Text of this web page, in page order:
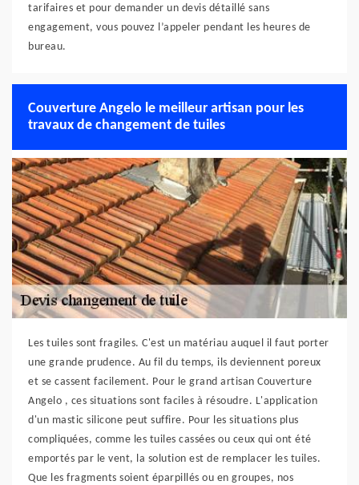
tarifaires et pour demander un devis détaillé sans
engagement, vous pouvez l’appeler pendant les heures de
bureau.
Couverture Angelo le meilleur artisan pour les
travaux de changement de tuiles
Les tuiles sont fragiles. C'est un matériau auquel il faut porter
une grande prudence. Au fil du temps, ils deviennent poreux
et se cassent facilement. Pour le grand artisan Couverture
Angelo , ces situations sont faciles à résoudre. L'application
d'un mastic silicone peut suffire. Pour les situations plus
compliquées, comme les tuiles cassées ou ceux qui ont été
emportés par le vent, la solution est de remplacer les tuiles.
Que les fragments soient éparpillés ou en groupes, nos